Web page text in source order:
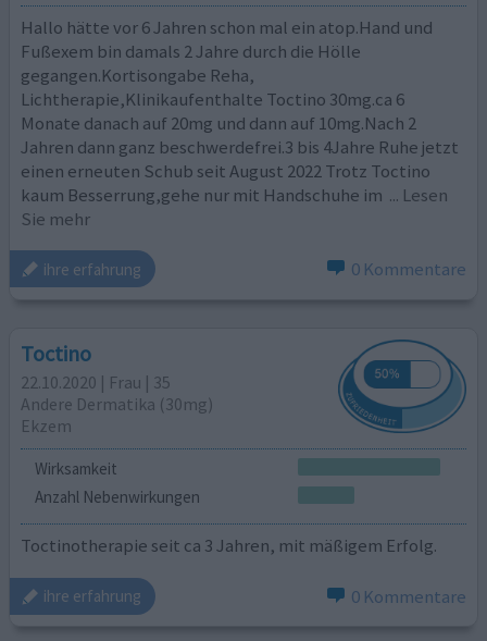
Hallo hätte vor 6 Jahren schon mal ein atop.Hand und
Fußexem bin damals 2 Jahre durch die Hölle
gegangen.Kortisongabe Reha,
Lichtherapie,Klinikaufenthalte Toctino 30mg.ca 6
Monate danach auf 20mg und dann auf 10mg.Nach 2
Jahren dann ganz beschwerdefrei.3 bis 4Jahre Ruhe jetzt
einen erneuten Schub seit August 2022 Trotz Toctino
kaum Besserrung,gehe nur mit Handschuhe im ... Lesen
Sie mehr
ihre erfahrung 0 Kommentare
Toctino
22.10.2020 | Frau | 35
Andere Dermatika (30mg)
Ekzem
Wirksamkeit
Anzahl Nebenwirkungen
Toctinotherapie seit ca 3 Jahren, mit mäßigem Erfolg.
ihre erfahrung 0 Kommentare